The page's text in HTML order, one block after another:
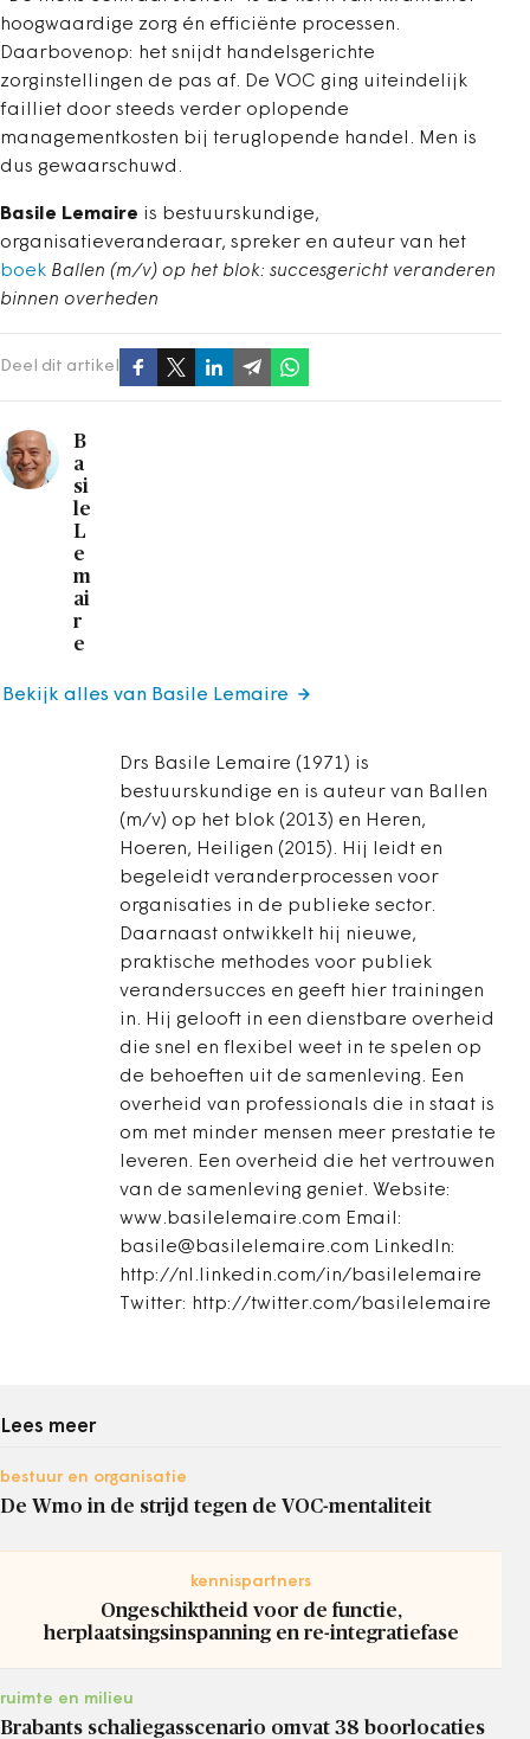
hoogwaardige zorg én efficiënte processen.
Daarbovenop: het snijdt handelsgerichte
zorginstellingen de pas af. De VOC ging uiteindelijk
failliet door steeds verder oplopende
managementkosten bij teruglopende handel. Men is
dus gewaarschuwd.
Basile Lemaire is bestuurskundige,
organisatieveranderaar, spreker en auteur van het
boek Ballen (m/v) op het blok: succesgericht veranderen
binnen overheden
Deel dit artikel
B
a
si
le
L
e
m
ai
r
e
Drs Basile Lemaire (1971) is
bestuurskundige en is auteur van Ballen
(m/v) op het blok (2013) en Heren,
Hoeren, Heiligen (2015). Hij leidt en
begeleidt veranderprocessen voor
organisaties in de publieke sector.
Daarnaast ontwikkelt hij nieuwe,
praktische methodes voor publiek
verandersucces en geeft hier trainingen
in. Hij gelooft in een dienstbare overheid
die snel en flexibel weet in te spelen op
de behoeften uit de samenleving. Een
overheid van professionals die in staat is
om met minder mensen meer prestatie te
leveren. Een overheid die het vertrouwen
van de samenleving geniet. Website:
www.basilelemaire.com Email:
basile@basilelemaire.com LinkedIn:
http://nl.linkedin.com/in/basilelemaire
Twitter: http://twitter.com/basilelemaire
Bekijk alles van Basile Lemaire
Lees meer
bestuur en organisatie
De Wmo in de strijd tegen de VOC-mentaliteit
kennispartners
Ongeschiktheid voor de functie,
herplaatsingsinspanning en re-integratiefase
ruimte en milieu
Brabants schaliegasscenario omvat 38 boorlocaties